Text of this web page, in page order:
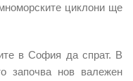
циклони ще
в София да спрат. В
започва нов валежен